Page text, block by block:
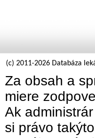
(c) 2011-2026 Databáza
Za obsah a
miere
Ak
si právo